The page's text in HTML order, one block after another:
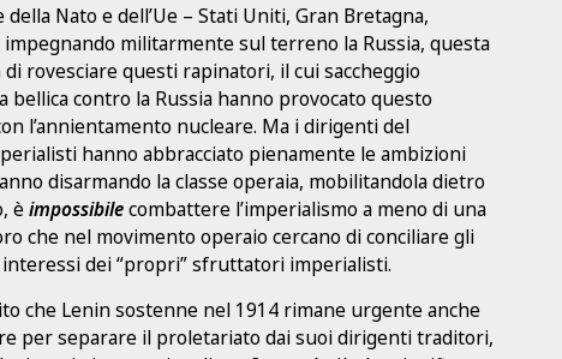
Nato e dell’Ue – Stati Uniti, Gran Bretagna,
impegnando militarmente sul terreno la Russia, questa
rovesciare questi rapinatori, il cui saccheggio
bellica contro la Russia hanno provocato questo
l’annientamento nucleare. Ma i dirigenti del
hanno abbracciato pienamente le ambizioni
disarmando la classe operaia, mobilitandola dietro
èimpossibilecombattere l’imperialismo a meno di una
che nel movimento operaio cercano di conciliare gli
dei “propri” sfruttatori imperialisti.
che Lenin sostenne nel 1914 rimane urgente anche
per separare il proletariato dai suoi dirigenti traditori,